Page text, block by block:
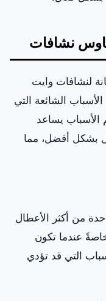
نشافات
لنشافات وايت
الشائعة التي
الأسباب يساعد
بشكل أفضل، مما
من أكثر الأعطال
عندما تكون
التي قد تؤدي